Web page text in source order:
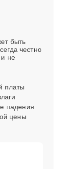
быть
честно
не
платы
падения
цены